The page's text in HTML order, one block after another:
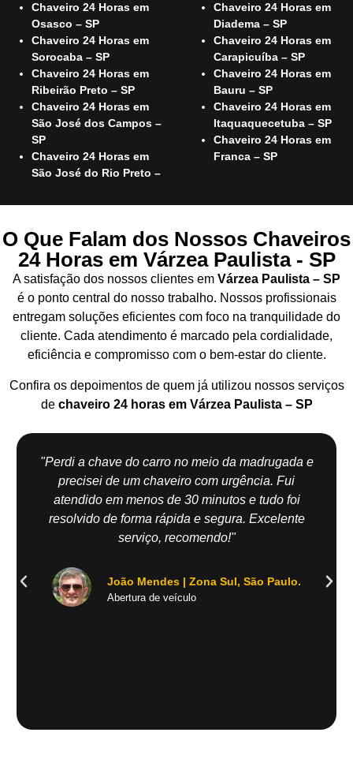
Chaveiro 24 Horas em
Osasco – SP
Chaveiro 24 Horas em
Sorocaba – SP
Chaveiro 24 Horas em
Ribeirão Preto – SP
Chaveiro 24 Horas em
São José dos Campos –
SP
Chaveiro 24 Horas em
São José do Rio Preto –
Chaveiro 24 Horas em
Diadema – SP
Chaveiro 24 Horas em
Carapicuíba – SP
Chaveiro 24 Horas em
Bauru – SP
Chaveiro 24 Horas em
Itaquaquecetuba – SP
Chaveiro 24 Horas em
Franca – SP
O Que Falam dos Nossos Chaveiros
24 Horas em Várzea Paulista - SP
A satisfação dos nossos clientes em Várzea Paulista – SP
é o ponto central do nosso trabalho. Nossos profissionais
entregam soluções eficientes com foco na tranquilidade do
cliente. Cada atendimento é marcado pela cordialidade,
eficiência e compromisso com o bem-estar do cliente.
Confira os depoimentos de quem já utilizou nossos serviços
de chaveiro 24 horas em Várzea Paulista – SP
"Perdi a chave do carro no meio da madrugada e
precisei de um chaveiro com urgência. Fui
atendido em menos de 30 minutos e tudo foi
resolvido de forma rápida e segura. Excelente
serviço, recomendo!"
João Mendes | Zona Sul, São Paulo.
Abertura de veículo